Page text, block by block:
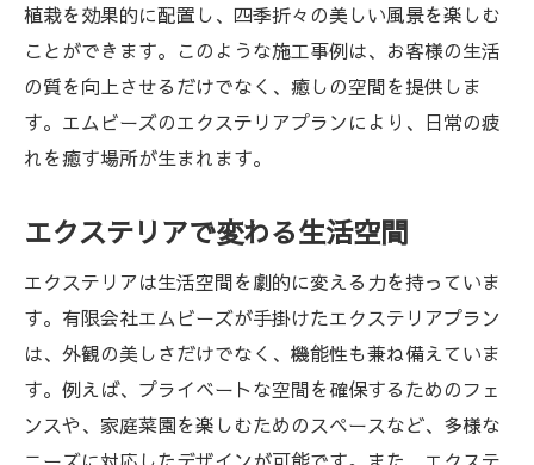
植栽を効果的に配置し、四季折々の美しい風景を楽しむ
ことができます。このような施工事例は、お客様の生活
の質を向上させるだけでなく、癒しの空間を提供しま
す。エムビーズのエクステリアプランにより、日常の疲
れを癒す場所が生まれます。
エクステリアで変わる生活空間
エクステリアは生活空間を劇的に変える力を持っていま
す。有限会社エムビーズが手掛けたエクステリアプラン
は、外観の美しさだけでなく、機能性も兼ね備えていま
す。例えば、プライベートな空間を確保するためのフェ
ンスや、家庭菜園を楽しむためのスペースなど、多様な